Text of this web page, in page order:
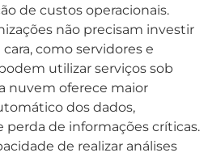
de custos operacionais.
não precisam investir
como servidores e
utilizar serviços sob
nuvem oferece maior
dos dados,
perda de informações críticas.
de realizar análises